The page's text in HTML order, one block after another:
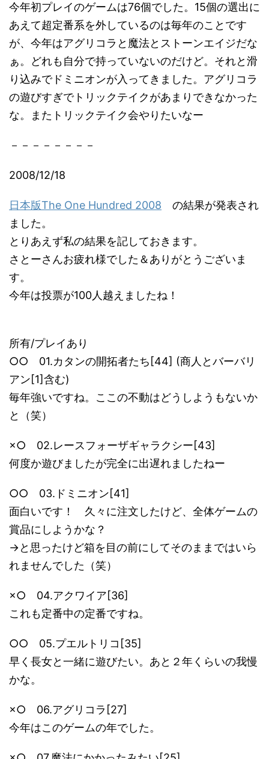
今年初プレイのゲームは76個でした。15個の選出に
あえて超定番系を外しているのは毎年のことです
が、今年はアグリコラと魔法とストーンエイジだな
ぁ。どれも自分で持っていないのだけど。それと滑
り込みでドミニオンが入ってきました。アグリコラ
の遊びすぎでトリックテイクがあまりできなかった
な。またトリックテイク会やりたいなー
－－－－－－－－
2008/12/18
日本版The One Hundred 2008 の結果が発表され
ました。
とりあえず私の結果を記しておきます。
さとーさんお疲れ様でした＆ありがとうございま
す。
今年は投票が100人越えましたね！
所有/プレイあり
○○ 01.カタンの開拓者たち[44] (商人とバーバリ
アン[1]含む)
毎年強いですね。ここの不動はどうしようもないか
と（笑）
×○ 02.レースフォーザギャラクシー[43]
何度か遊びましたが完全に出遅れましたねー
○○ 03.ドミニオン[41]
面白いです！ 久々に注文したけど、全体ゲームの
賞品にしようかな？
→と思ったけど箱を目の前にしてそのままではいら
れませんでした（笑）
×○ 04.アクワイア[36]
これも定番中の定番ですね。
○○ 05.プエルトリコ[35]
早く長女と一緒に遊びたい。あと２年くらいの我慢
かな。
×○ 06.アグリコラ[27]
今年はこのゲームの年でした。